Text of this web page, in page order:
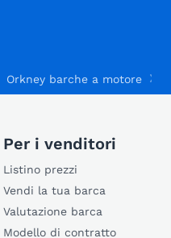
Orkney barche a motore
Per i venditori
Listino prezzi
Vendi la tua barca
Valutazione barca
Modello di contratto